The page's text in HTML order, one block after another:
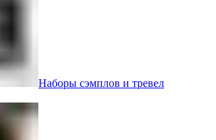
Наборы сэмплов и тревел